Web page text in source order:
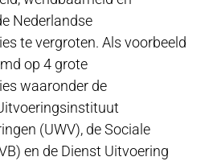
Nederlandse
te vergroten. Als voorbeeld
op 4 grote
waaronder de
(UWV), de Sociale
en de Dienst Uitvoering